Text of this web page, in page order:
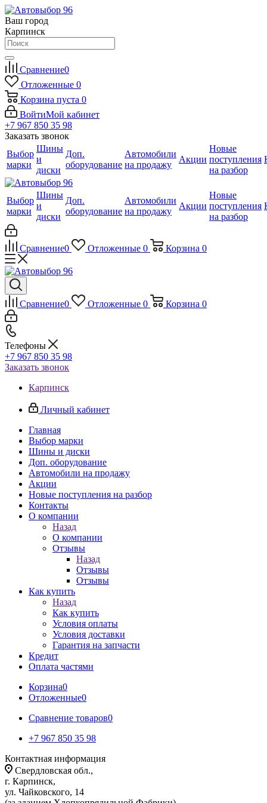
Ваш город
Карпинск
Сравнение0
Отложенные 0
Корзина пуста 0
ВойтиМой кабинет
+7 967 850 35 98
Заказать звонок
Выбор
марки
Шины
и
диски
Доп.
оборудование
Автомобили
на продажу
Акции
Новые
поступления
на разбор
Выбор
марки
Шины
и
диски
Доп.
оборудование
Автомобили
на продажу
Акции
Новые
поступления
на разбор
Сравнение0 Отложенные 0 Корзина 0
Сравнение0 Отложенные 0 Корзина 0
Телефоны
+7 967 850 35 98
Заказать звонок
Карпинск
Личный кабинет
Главная
Выбор марки
Шины и диски
Доп. оборудование
Автомобили на продажу
Акции
Новые поступления на разбор
Контакты
О компании
Назад
О компании
Отзывы
Назад
Отзывы
Отзывы
Как купить
Назад
Как купить
Условия оплаты
Условия доставки
Гарантия на запчасти
Кредит
Оплата частями
Корзина0
Отложенные0
Сравнение товаров0
+7 967 850 35 98
Контактная информация
Свердловская обл.,
г. Карпинск,
ул. Чайковского, 14